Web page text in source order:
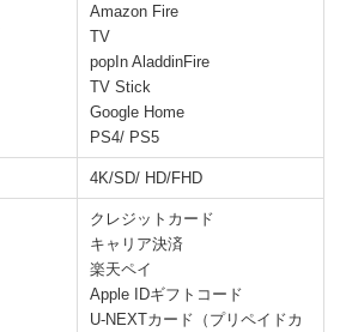
Amazon Fire
TV
popIn AladdinFire
TV Stick
Google Home
PS4/ PS5
4K/SD/ HD/FHD
クレジットカード
キャリア決済
楽天ペイ
Apple IDギフトコード
U-NEXTカード（プリペイドカ